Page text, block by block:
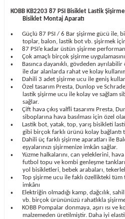
KOBB KB2203 87 PSI Bisiklet Lastik
Bisiklet Montaj Aparatı
•
Güçlü 87 PSI / 6 Bar şişirme gücü ile,
toplar, balon, lastik bot vb. şişirmek
• 87 PSI’e kadar üstün şişirme
• Çok amaçlı birçok şişirme
•
Basınca dayanıklı, gövdeden
ile dar alanlarda rahat ve kolay
• Dahili 3 adet şişirme ucu ile geniş
•
Özel tasarım Presta, Dunlop ve
lastik şişirme ucu ile kolay ve sağlam
sağlar.
•
Çift hava çıkış valfli tasarımı Presta,
siboplarına hava basılması için özel
•
Lastik bot, yatak, top, yarış bisikleti
gibi birçok farklı ürünü kolay bağlantı
•
Dahili üç farklı şişirme aparatları ile
eşyalarınızı şişirmenize imkân sağlar.
•
Yüzme halkalarını, can yeleklerini,
futbol topu ve kombi genleşme
yol bisikletleri, bebek arabaları,
•
Top şişirme ucu ile faklı özellikteki
imkânı
•
Elektriğin olmadığı kamp, dağcılık,
vb. birçok ürününüzü rahatlıkla
•
KOBB Pompalar donmaya, aşırı ısı ve
malzemeden üretilmiştir. Daha iyi